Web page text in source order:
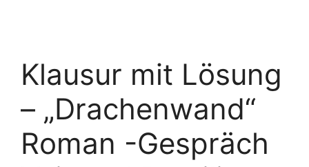
Klausur mit Lösung
– „Drachenwand“
Roman -Gespräch